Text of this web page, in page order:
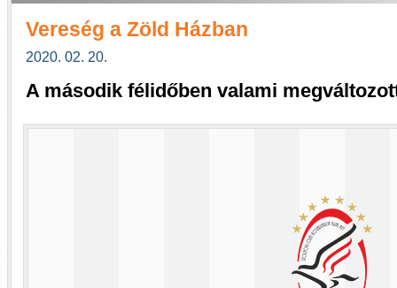
Vereség a Zöld Házban
2020. 02. 20.
A második félidőben valami